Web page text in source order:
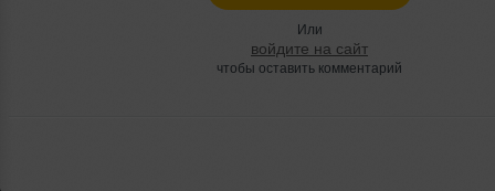
Или
войдите на сайт
чтобы оставить комментарий